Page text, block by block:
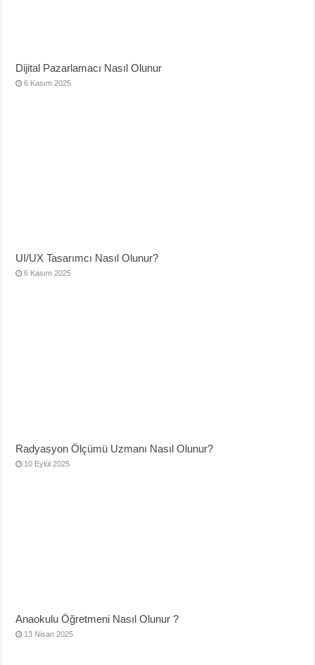
Dijital Pazarlamacı Nasıl Olunur
6 Kasım 2025
UI/UX Tasarımcı Nasıl Olunur?
6 Kasım 2025
Radyasyon Ölçümü Uzmanı Nasıl Olunur?
10 Eylül 2025
Anaokulu Öğretmeni Nasıl Olunur ?
13 Nisan 2025